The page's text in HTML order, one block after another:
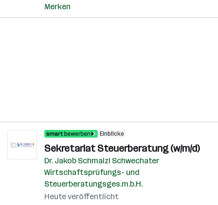
Merken
Einblicke
Sekretariat Steuerberatung (w/m/d)
Dr. Jakob Schmalzl Schwechater
Wirtschaftsprüfungs- und
Steuerberatungsges.m.b.H.
Heute veröffentlicht